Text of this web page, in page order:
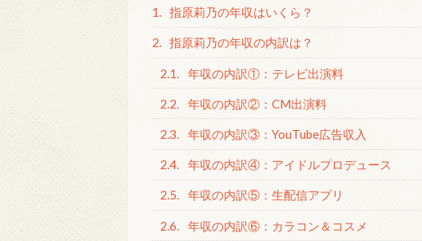
1. 指原莉乃の年収はいくら？
2. 指原莉乃の年収の内訳は？
2.1. 年収の内訳①：テレビ出演料
2.2. 年収の内訳②：CM出演料
2.3. 年収の内訳③：YouTube広告収入
2.4. 年収の内訳④：アイドルプロデュース
2.5. 年収の内訳⑤：生配信アプリ
2.6. 年収の内訳⑥：カラコン＆コスメ